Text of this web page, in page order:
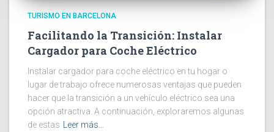
TURISMO EN BARCELONA
Facilitando la Transición: Instalar
Cargador para Coche Eléctrico
Instalar cargador para coche eléctrico en tu hogar o
lugar de trabajo ofrece numerosas ventajas que pueden
hacer que la transición a un vehículo eléctrico sea una
opción atractiva. A continuación, exploraremos algunas
de estas Leer más…